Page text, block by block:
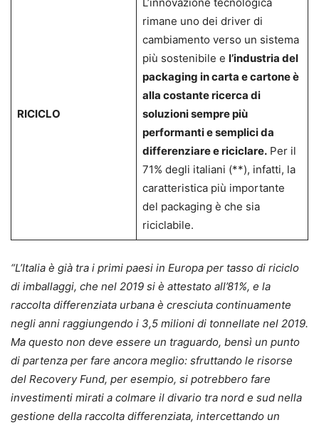
RICICLO
rimane uno dei driver di
cambiamento verso un sistema
più sostenibile e l’industria del
packaging in carta e cartone è
alla costante ricerca di
soluzioni sempre più
performanti e semplici da
differenziare e riciclare.Per il
71% degli italiani (**), infatti, la
caratteristica più importante
del packaging è che sia
riciclabile.
“L’Italia è già tra i primi paesi in Europa per tasso di riciclo
di imballaggi, che nel 2019 si è attestato all’81%, e la
raccolta differenziata urbana è cresciuta continuamente
negli anni raggiungendo i 3,5 milioni di tonnellate nel 2019.
Ma questo non deve essere un traguardo, bensì un punto
di partenza per fare ancora meglio: sfruttando le risorse
del Recovery Fund, per esempio, si potrebbero fare
investimenti mirati a colmare il divario tra nord e sud nella
gestione della raccolta differenziata, intercettando un